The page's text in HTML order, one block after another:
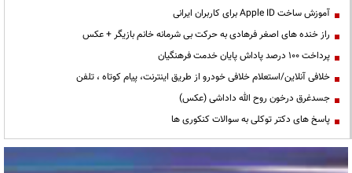
آموزش ساخت Apple ID برای کاربران ایرانی
راز خنده های اصغر فرهادی به حرکت بی شرمانه خانم بازیگر + عکس
پرداخت ۱۰۰ درصد پاداش پایان خدمت فرهنگیان
خلافی آنلاین/استعلام خلافی خودرو از طریق اینترنت، پیام کوتاه ، تلفن
جسدغرق درخون روح الله داداشی (عکس)
پاسخ های دکتر توکلی به سوالات کنکوری ها